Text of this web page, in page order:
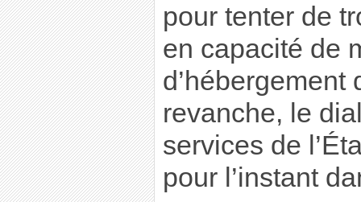
pour tenter de
en capacité de
d’hébergement
revanche, le
services de
pour l’instant